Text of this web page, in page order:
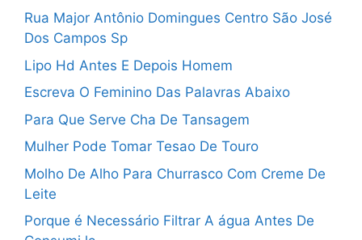
Rua Major Antônio Domingues Centro São José
Dos Campos Sp
Lipo Hd Antes E Depois Homem
Escreva O Feminino Das Palavras Abaixo
Para Que Serve Cha De Tansagem
Mulher Pode Tomar Tesao De Touro
Molho De Alho Para Churrasco Com Creme De
Leite
Porque é Necessário Filtrar A água Antes De